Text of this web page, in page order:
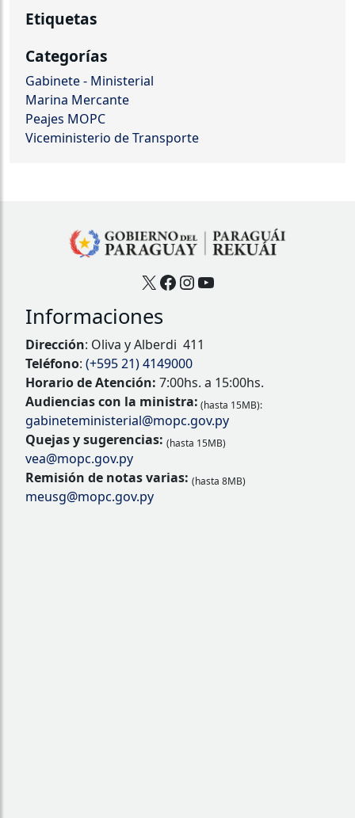
Etiquetas
Categorías
Gabinete - Ministerial
Marina Mercante
Peajes MOPC
Viceministerio de Transporte
X Facebook
Instagram
YouTube
Informaciones
Dirección: Oliva y Alberdi 411
Teléfono: (+595 21) 4149000
Horario de Atención: 7:00hs. a 15:00hs.
Audiencias con la ministra: (hasta 15MB):
gabineteministerial@mopc.gov.py
Quejas y sugerencias: (hasta 15MB)
vea@mopc.gov.py
Remisión de notas varias: (hasta 8MB)
meusg@mopc.gov.py